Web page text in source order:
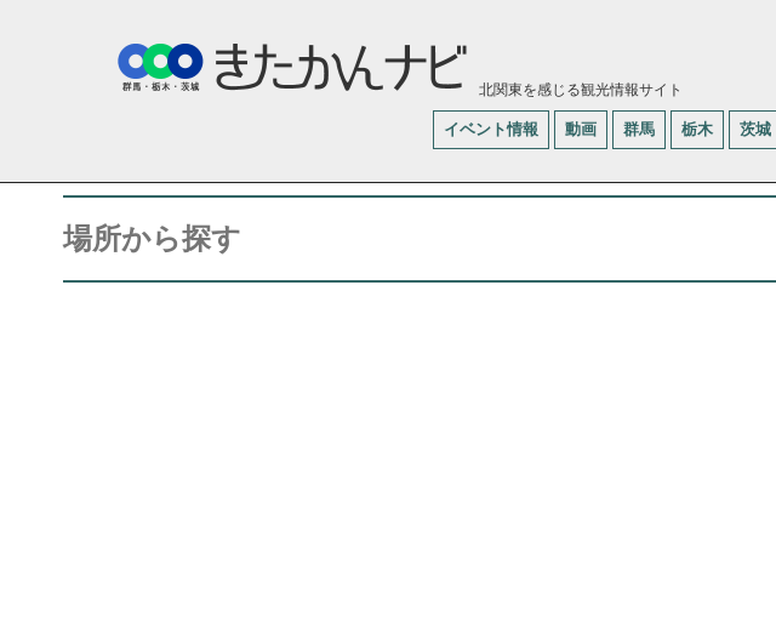
北関東を感じる観光情報サイト
イベント情報 動画 群馬 栃木 茨城
場所から探す